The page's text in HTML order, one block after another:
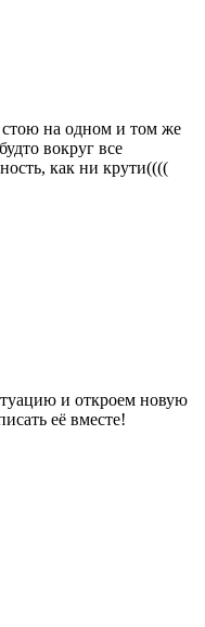
на одном и том же
вокруг все
как ни крути((((
и откроем новую
её вместе!